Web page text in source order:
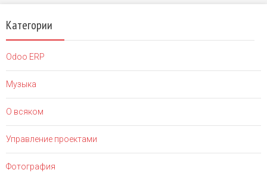
Категории
Odoo ERP
Музыка
О всяком
Управление проектами
Фотография